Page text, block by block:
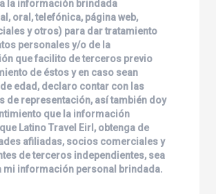
la información brindada
oral, telefónica, página web,
y otros) para dar tratamiento
personales y/o de la
que facilito de terceros previo
de éstos y en caso sean
edad, declaro contar con las
de representación, así también doy
que la información
Latino Travel Eirl , obtenga de
afiliadas, socios comerciales y
de terceros independientes, sea
mi información personal brindada.